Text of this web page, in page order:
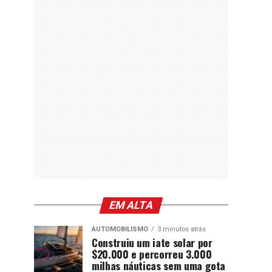
EM ALTA
AUTOMOBILISMO 3 minutos atrás
Construiu um iate solar por
$20.000 e percorreu 3.000
milhas náuticas sem uma gota